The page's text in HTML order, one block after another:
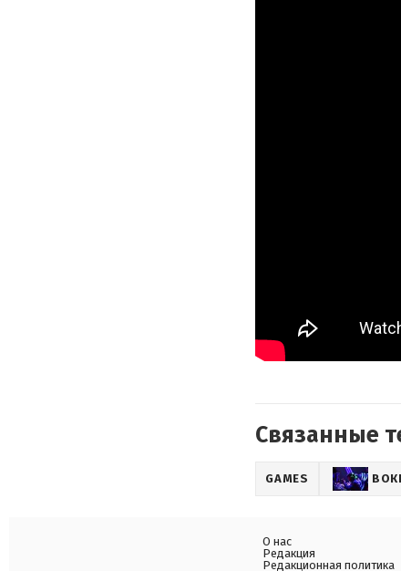
Связанные
GAMES
О нас
Редакция
Редакционная политика